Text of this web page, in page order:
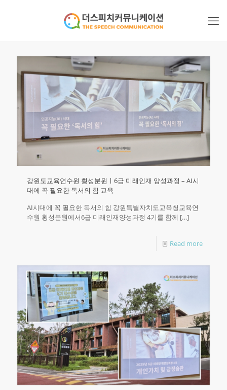
강원도교육연수원 횡성분원ㅣ6급 미래인재 양성과정 – AI시
대에 꼭 필요한 독서의 힘 교육
AI시대에 꼭 필요한 독서의 힘 강원특별자치도교육청교육연
수원 횡성분원에서6급 미래인재양성과정 4기를 함께 […]
Read more